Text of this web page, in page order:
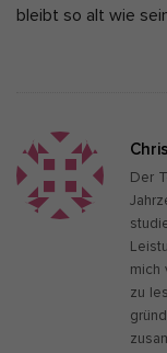
bleibt so alt wie
Der
mich
zu